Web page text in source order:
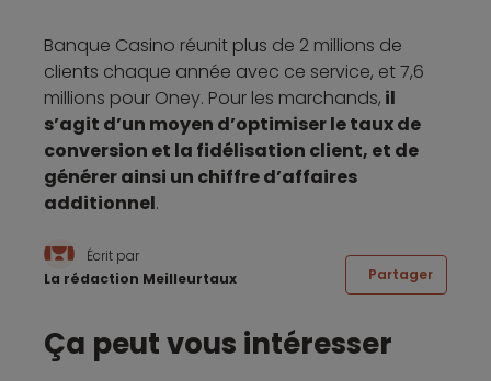
Banque Casino réunit plus de 2 millions de
clients chaque année avec ce service, et 7,6
millions pour Oney. Pour les marchands, il
s’agit d’un moyen d’optimiser le taux de
conversion et la fidélisation client, et de
générer ainsi un chiffre d’affaires
additionnel.
Écrit par
La rédaction Meilleurtaux
Partager
Ça peut vous intéresser